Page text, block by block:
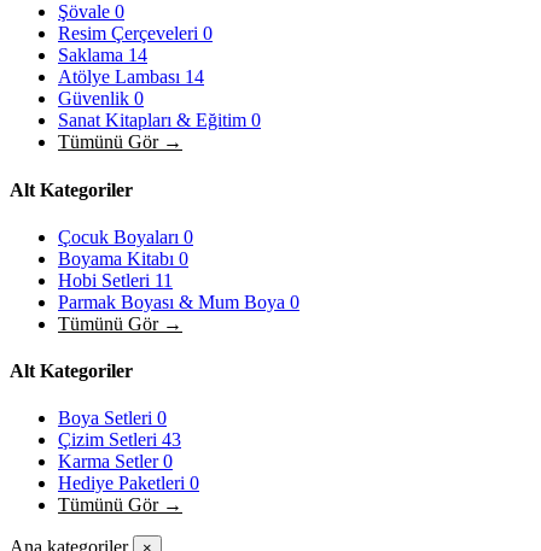
Şövale 0
Resim Çerçeveleri 0
Saklama 14
Atölye Lambası 14
Güvenlik 0
Sanat Kitapları & Eğitim 0
Tümünü Gör →
Alt Kategoriler
Çocuk Boyaları 0
Boyama Kitabı 0
Hobi Setleri 11
Parmak Boyası & Mum Boya 0
Tümünü Gör →
Alt Kategoriler
Boya Setleri 0
Çizim Setleri 43
Karma Setler0
Hediye Paketleri 0
Tümünü Gör →